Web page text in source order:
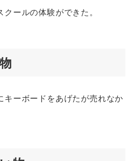
ールの体験ができた。
キーボードをあげたが売れなか